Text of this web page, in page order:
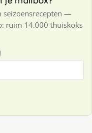
seizoensrecepten —
ruim 14.000 thuiskoks